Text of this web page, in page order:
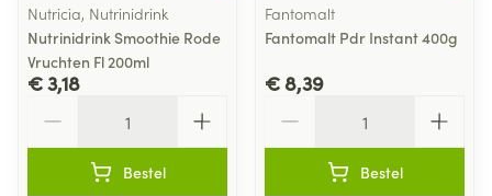
Nutricia, Nutrinidrink
Nutrinidrink Smoothie Rode
Vruchten Fl 200ml
€ 3,18
Bestel
Fantomalt
Fantomalt Pdr Instant 400g
€ 8,39
Bestel